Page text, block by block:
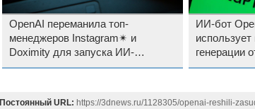
OpenAI переманила топ-
менеджеров Instagram✴ и
Doximity для запуска ИИ-
проектов в сфере
ИИ-бот
использует
генерации
Постоянный URL: https://3dnews.ru/1128305/openai-reshili-